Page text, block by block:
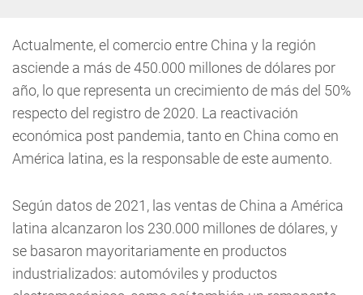
Actualmente, el comercio entre China y la región
asciende a más de 450.000 millones de dólares por
año, lo que representa un crecimiento de más del 50%
respecto del registro de 2020. La reactivación
económica post pandemia, tanto en China como en
América latina, es la responsable de este aumento.
Según datos de 2021, las ventas de China a América
latina alcanzaron los 230.000 millones de dólares, y
se basaron mayoritariamente en productos
industrializados: automóviles y productos